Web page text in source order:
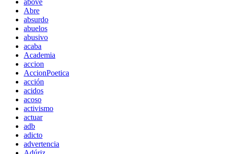
above
Abre
absurdo
abuelos
abusivo
acaba
Academia
accion
AccionPoetica
acción
acidos
acoso
activismo
actuar
adb
adicto
advertencia